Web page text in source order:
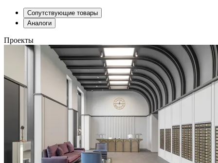
Сопутствующие товары
Аналоги
Проекты